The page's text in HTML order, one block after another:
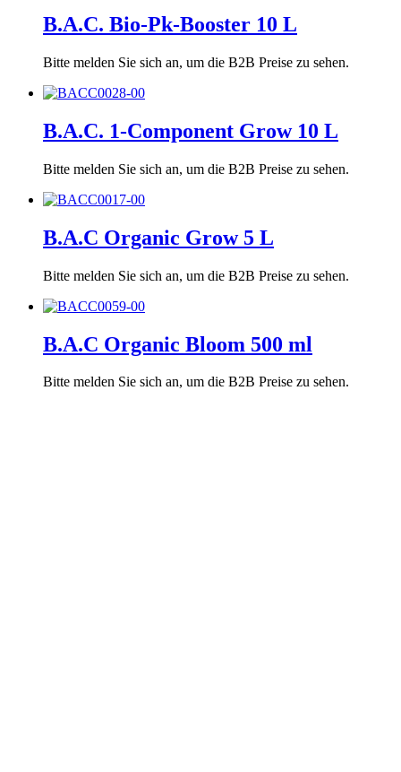
B.A.C. Bio-Pk-Booster 10 L
Bitte melden Sie sich an, um die B2B Preise zu sehen.
B.A.C. 1-Component Grow 10 L
Bitte melden Sie sich an, um die B2B Preise zu sehen.
B.A.C Organic Grow 5 L
Bitte melden Sie sich an, um die B2B Preise zu sehen.
B.A.C Organic Bloom 500 ml
Bitte melden Sie sich an, um die B2B Preise zu sehen.